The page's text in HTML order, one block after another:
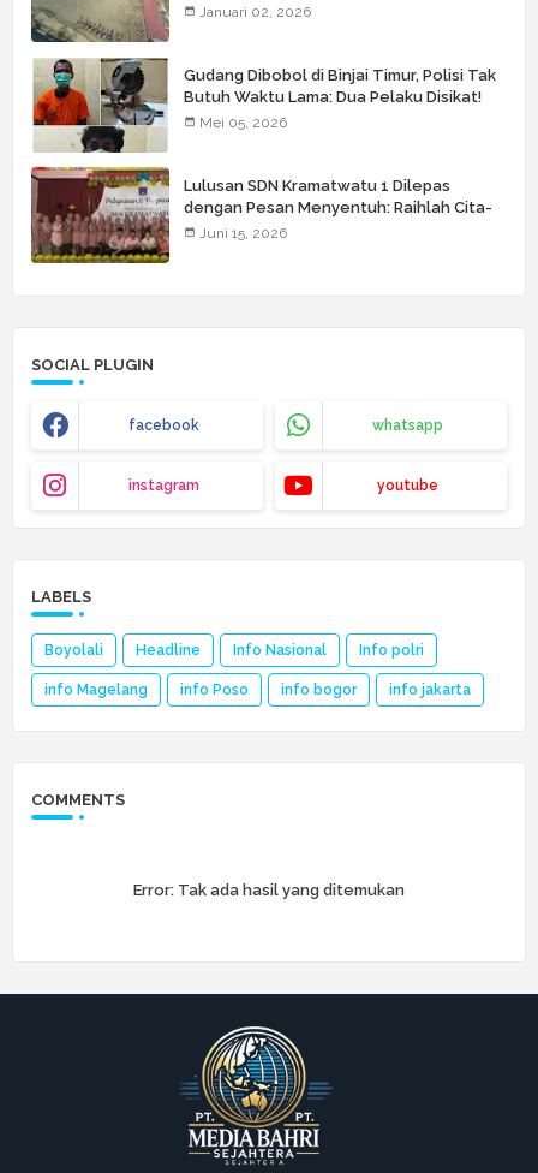
Januari 02, 2026
Gudang Dibobol di Binjai Timur, Polisi Tak
Butuh Waktu Lama: Dua Pelaku Disikat!
Mei 05, 2026
Lulusan SDN Kramatwatu 1 Dilepas
dengan Pesan Menyentuh: Raihlah Cita-
Cita Setinggi Langit
Juni 15, 2026
SOCIAL PLUGIN
facebook whatsapp
instagram youtube
LABELS
Boyolali Headline Info Nasional Info polri
info Magelang info Poso info bogor info jakarta
COMMENTS
Error: Tak ada hasil yang ditemukan